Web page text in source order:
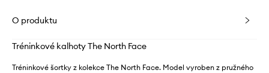
O produktu
Tréninkové kalhoty The North Face
Tréninkové šortky z kolekce The North Face. Model vyroben z pružného